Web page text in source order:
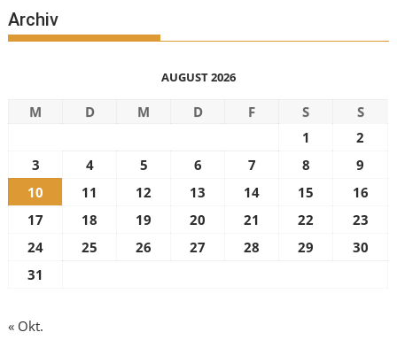
Archiv
AUGUST 2026
M D M D F S
S
1
2
3
4 5 6 7 8
9
10
11 12 13 14 15
16
17
18 19 20 21 22
23
24
25 26 27 28 29
30
31
« Okt.